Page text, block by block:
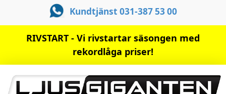
Kundtjänst 031-387 53 00
RIVSTART - Vi rivstartar säsongen med
rekordlåga priser!